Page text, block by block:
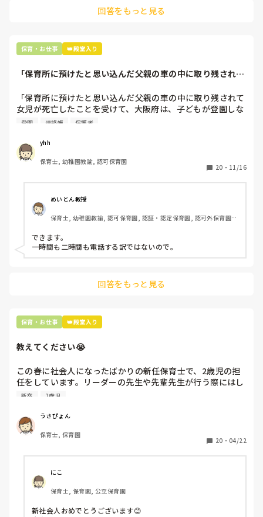
なんでもそうですが同じ事を伝えるのにもいろんな声の掛け方
回答をもっと見る
保育・お仕事 👑殿堂入り
「保育所に預けたと思い込んだ父親の車の中に取り残されて
「保育所に預けたと思い込んだ父親の車の中に取り残されて
女児が死亡したことを受けて、大阪府は、子どもが登園しな
い場合の保護者への確認連絡を徹底するよう府内の保育所な
ふだんの登園時間を過ぎても子どもが来ない場合は保護者に
電話で確認することなどを改めて徹底するよう求めていま
す。」
実際、保育中に電話連絡できますか、、、？
連絡なしで遅刻する子、休む子クラスに数人はいませんか？
一人担任の場合、担任が連絡するとなると難しいのではと思
ってしまいます。職員の人数に余裕があったり事務の方など
登園 連絡帳 保護者
yhh
保育士, 幼稚園教諭, 認可保育園
20 ・ 11/16
めいとん教授
保育士, 幼稚園教諭, 認可保育園, 認証・認定保育園, 認可外保育園,
できます。
一時間も二時間も電話する訳ではないので。
回答をもっと見る
保育・お仕事 👑殿堂入り
教えてください😭
この春に社会人になったばかりの新任保育士で、2歳児の担
任をしています。リーダーの先生や先輩先生が行う際にはし
っかり話を聞いている子どもでも、私が読み聞かせや手遊び
だから仕方ないことなのでしょうか。みんなが注目してくれ
るようないい案がありましたら教えて頂きたいです。
新卒 2歳児
うさぴょん
保育士, 保育園
20 ・ 04/22
にこ
保育士, 保育園, 公立保育園
新社会人おめでとうございます😊